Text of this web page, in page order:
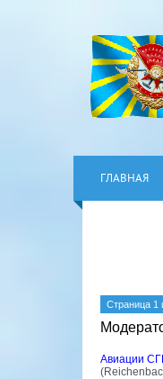
ГЛАВНАЯ
Страница 1
Авиации